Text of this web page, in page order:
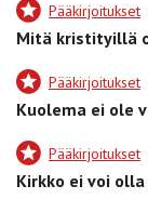
Pääkirjoitukset
Mitä kristityillä
Pääkirjoitukset
Kuolema ei ole
Pääkirjoitukset
Kirkko ei voi